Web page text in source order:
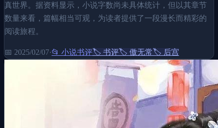
真世界。据资料显示，小说字数尚未具体统计，但以其章节
数量来看，篇幅相当可观，为读者提供了一段漫长而精彩的
阅读旅程。
📅 2025/02/07·📂 小说书评🏷️ 书评🏷️ 傲无常🏷️ 后宫